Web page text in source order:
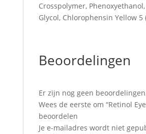
Crosspolymer,
Glycol, Chlorophensin Yellow 5
Beoordelingen
Er zijn nog geen
Wees de eerste om “Retinol
beoordelen
Je e-mailadres wordt niet